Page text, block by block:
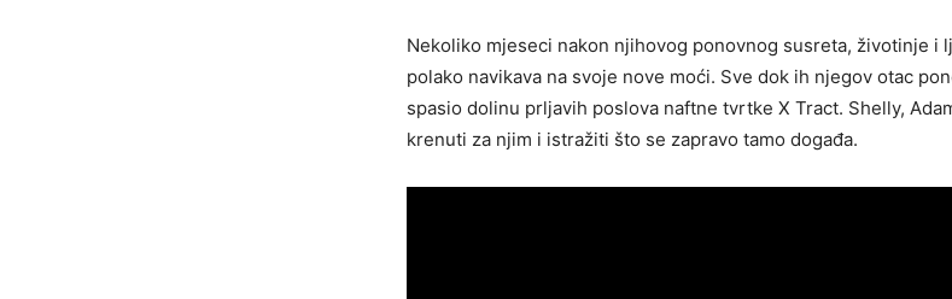
Nekoliko mjeseci nakon njihovog ponovnog susreta, životinje i
polako navikava na svoje nove moći. Sve dok ih njegov otac
spasio dolinu prljavih poslova naftne tvrtke X Tract. Shelly,
krenuti za njim i istražiti što se zapravo tamo događa.